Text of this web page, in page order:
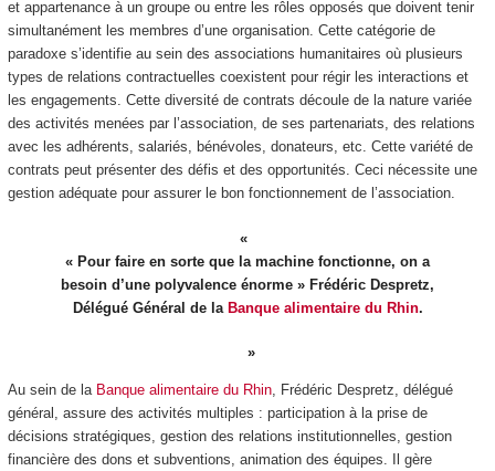
et appartenance à un groupe ou entre les rôles opposés que doivent tenir
simultanément les membres d’une organisation. Cette catégorie de
paradoxe s’identifie au sein des associations humanitaires où plusieurs
types de relations contractuelles coexistent pour régir les interactions et
les engagements. Cette diversité de contrats découle de la nature variée
des activités menées par l’association, de ses partenariats, des relations
avec les adhérents, salariés, bénévoles, donateurs, etc. Cette variété de
contrats peut présenter des défis et des opportunités. Ceci nécessite une
gestion adéquate pour assurer le bon fonctionnement de l’association.
« Pour faire en sorte que la machine fonctionne, on a
besoin d’une polyvalence énorme » Frédéric Despretz,
Délégué Général de la Banque alimentaire du Rhin.
Au sein de la Banque alimentaire du Rhin, Frédéric Despretz, délégué
général, assure des activités multiples : participation à la prise de
décisions stratégiques, gestion des relations institutionnelles, gestion
financière des dons et subventions, animation des équipes. Il gère